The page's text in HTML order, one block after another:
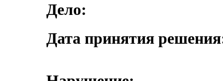
Дело:
Дата принятия